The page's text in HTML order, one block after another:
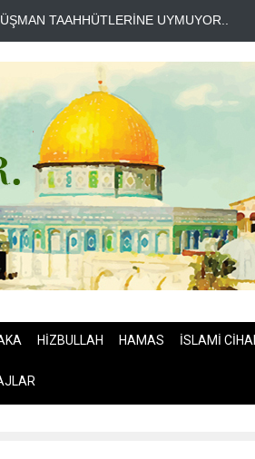
AMERİKA İSE KAYBETTİ.. GAZZE
HİZBULLAH HAMAS İSLAMİ